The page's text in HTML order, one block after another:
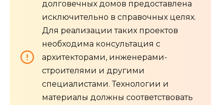
долговечных домов предоставлена
исключительно в справочных целях.
Для реализации таких проектов
необходима консультация с
архитекторами, инженерами-
строителями и другими
специалистами. Технологии и
материалы должны соответствовать